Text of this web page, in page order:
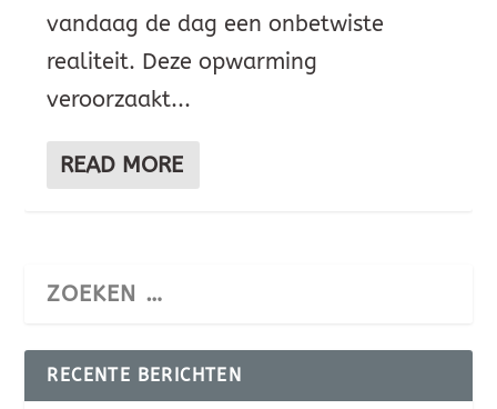
vandaag de dag een onbetwiste
realiteit. Deze opwarming
veroorzaakt...
READ MORE
RECENTE BERICHTEN